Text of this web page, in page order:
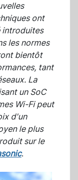
ont
introduites
les normes
bientôt
tant
La
un SoC
Wi-Fi peut
d'un
le plus
sur le
.